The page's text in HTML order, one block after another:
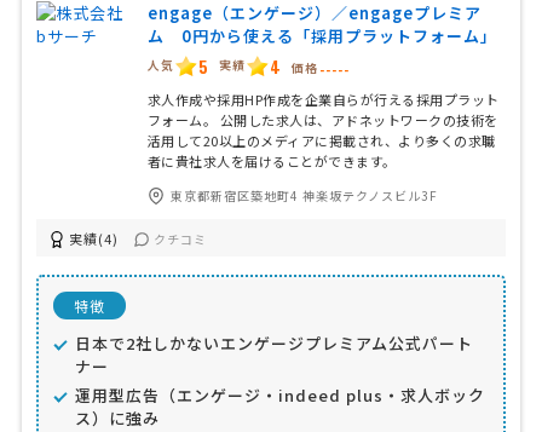
engage（エンゲージ）／engageプレミア
ム 0円から使える「採用プラットフォーム」
人気 5 実績 4 価格 -----
求人作成や採用HP作成を企業自らが行える採用プラット
フォーム。 公開した求人は、アドネットワークの技術を
活用して20以上のメディアに掲載され、より多くの求職
者に貴社求人を届けることができます。
東京都新宿区築地町4 神楽坂テクノスビル3F
実績(4) クチコミ
特徴
日本で2社しかないエンゲージプレミアム公式パート
ナー
運用型広告（エンゲージ・indeed plus・求人ボック
ス）に強み